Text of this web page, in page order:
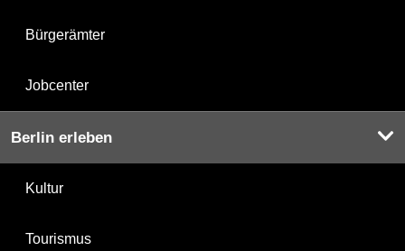
Bürgerämter
Jobcenter
Berlin erleben
Kultur
Tourismus